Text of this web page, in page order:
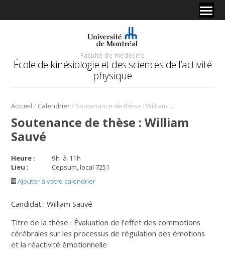
Faculté de médecine
École de kinésiologie et des sciences de l’activité
physique
Accueil / Calendrier/ Soutenance de thèse : William Sauvé
Soutenance de thèse : William
Sauvé
Heure : 9h à 11h
Lieu :
Cepsum, local 7251
Ajouter à votre calendrier
Candidat : William Sauvé
Titre de la thèse : Évaluation de l’effet des commotions
cérébrales sur les processus de régulation des émotions
et la réactivité émotionnelle